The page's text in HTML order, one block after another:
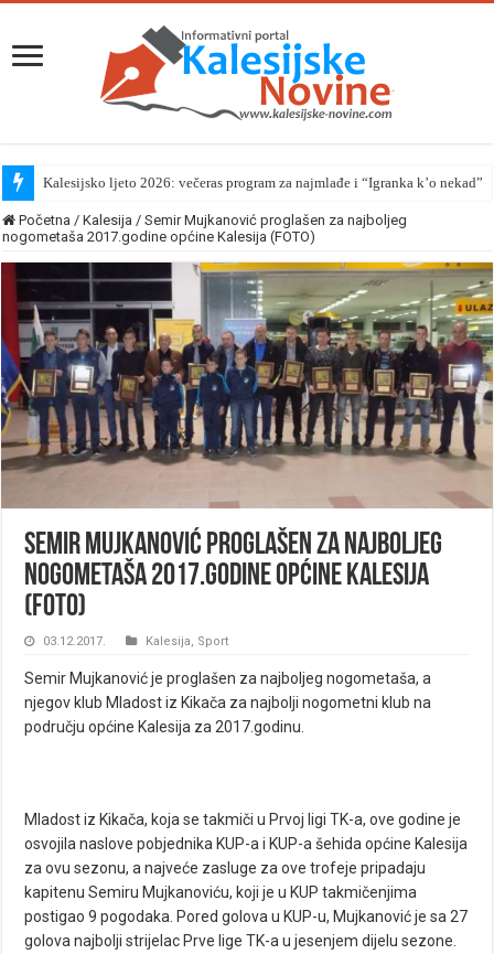
Kalesijsko ljeto 2026: večeras program za najmlađe i “Igranka k’o nekad”
Početna / Kalesija / Semir Mujkanović proglašen za najboljeg
nogometaša 2017.godine općine Kalesija (FOTO)
Semir Mujkanović proglašen za najboljeg
nogometaša 2017.godine općine Kalesija
(FOTO)
03.12.2017. Kalesija, Sport
Semir Mujkanović je proglašen za najboljeg nogometaša, a
njegov klub Mladost iz Kikača za najbolji nogometni klub na
području općine Kalesija za 2017.godinu.
Mladost iz Kikača, koja se takmiči u Prvoj ligi TK-a, ove godine je
osvojila naslove pobjednika KUP-a i KUP-a šehida općine Kalesija
za ovu sezonu, a najveće zasluge za ove trofeje pripadaju
kapitenu Semiru Mujkanoviću, koji je u KUP takmičenjima
postigao 9 pogodaka. Pored golova u KUP-u, Mujkanović je sa 27
golova najbolji strijelac Prve lige TK-a u jesenjem dijelu sezone.